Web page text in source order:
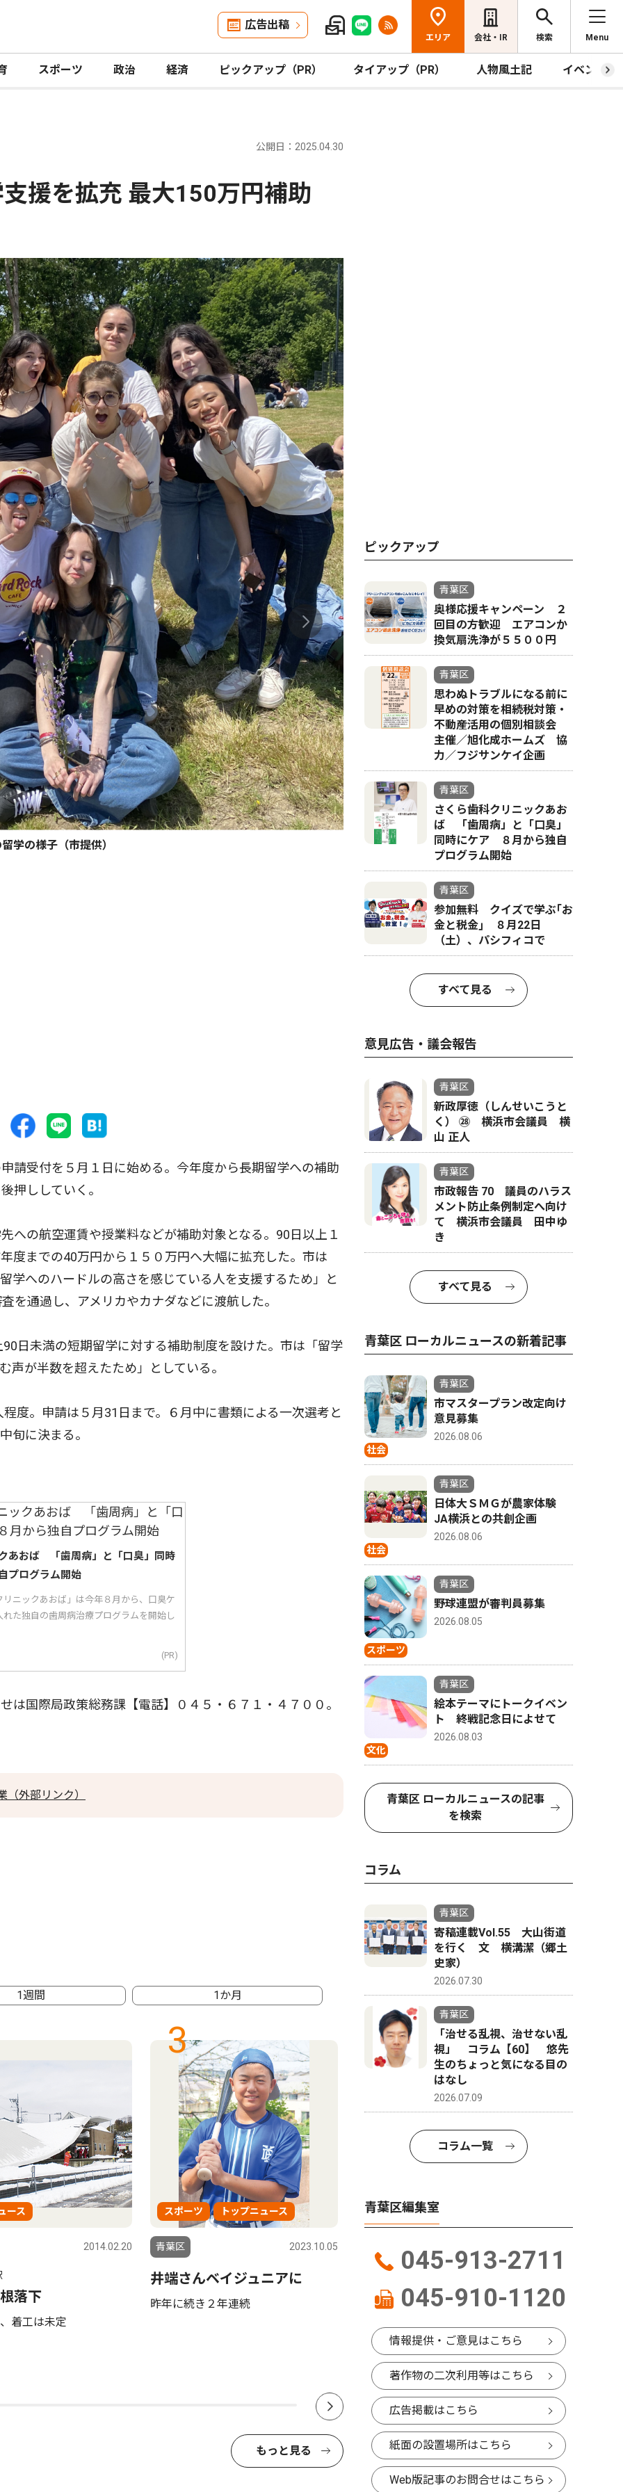
広告出稿
エリア 会社・IR 検索 Menu
スポーツ 政治 経済 ピックアップ（PR） タイアップ（PR） 人物風土記 イベント
公開日：2025.04.30
援を拡充 最大150万円補助
学の様子（市提供）
受付を５月１日に始める。今年度から長期留学への補助
押ししていく。
の航空運賃や授業料などが補助対象となる。90日以上１
度までの40万円から１５０万円へ大幅に拡充した。市は
学へのハードルの高さを感じている人を支援するため」と
を通過し、アメリカやカナダなどに渡航した。
日未満の短期留学に対する補助制度を設けた。市は「留学
声が半数を超えたため」としている。
。申請は５月31日まで。６月中に書類による一次選考と
旬に決まる。
あおば 「歯周病」と「口臭」同時
プログラム開始
ニックあおば」は今年８月から、口臭ケ
た独自の歯周病治療プログラムを開始し
(PR)
国際局政策総務課【電話】０４５・６７１・４７００。
外部リンク）
1週間 1か月
ース
2014.02.20
落下
着工は未定
3
スポーツ トップニュース
青葉区 2023.10.05
井端さんベイジュニアに
昨年に続き２年連続
4
社会
告発職員に直接謝罪 「初め
編・統合
もっと見る
ピックアップ
青葉区
奥様応援キャンペーン ２
回目の方歓迎 エアコンか
換気扇洗浄が５５００円
青葉区
思わぬトラブルになる前に
早めの対策を相続税対策・
不動産活用の個別相談会
主催／旭化成ホームズ 協
力／フジサンケイ企画
青葉区
さくら歯科クリニックあお
ば 「歯周病」と「口臭」
同時にケア ８月から独自
プログラム開始
青葉区
参加無料 クイズで学ぶ｢お
金と税金｣ ８月22日
（土）、パシフィコで
すべて見る
意見広告・議会報告
青葉区
新政厚徳（しんせいこうと
く） ㉘ 横浜市会議員 横
山 正人
青葉区
市政報告 70 議員のハラス
メント防止条例制定へ向け
て 横浜市会議員 田中ゆ
き
すべて見る
青葉区 ローカルニュースの新着記事
社会
青葉区
市マスタープラン改定向け
意見募集
2026.08.06
社会
青葉区
日体大ＳＭＧが農家体験
JA横浜との共創企画
2026.08.06
スポーツ
青葉区
野球連盟が審判員募集
2026.08.05
文化
青葉区
絵本テーマにトークイベン
ト 終戦記念日によせて
2026.08.03
青葉区 ローカルニュースの記事
を検索
コラム
青葉区
寄稿連載Vol.55 大山街道
を行く 文 横溝潔（郷土
史家）
2026.07.30
青葉区
「治せる乱視、治せない乱
視」 コラム【60】 悠先
生のちょっと気になる目の
はなし
2026.07.09
コラム一覧
青葉区編集室
045-913-2711
045-910-1120
情報提供・ご意見はこちら
著作物の二次利用等はこちら
広告掲載はこちら
紙面の設置場所はこちら
Web版記事のお問合せはこちら